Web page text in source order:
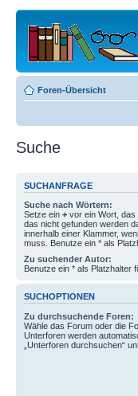
Foren-Übersicht
Suche
SUCHANFRAGE
Suche nach Wörtern:
Setze ein + vor ein Wort,
das nicht gefunden werden
innerhalb einer Klammer,
muss. Benutze ein * als
Zu suchender Autor:
Benutze ein * als Platzhalter
SUCHOPTIONEN
Zu durchsuchende Foren:
Wähle das Forum oder die
Unterforen werden
„Unterforen durchsuchen“